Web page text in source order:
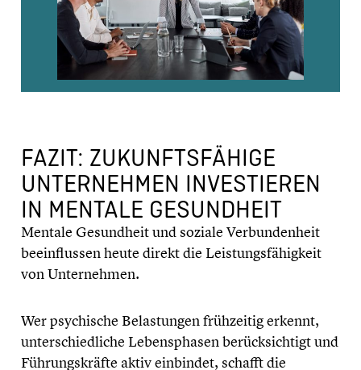
FAZIT: ZUKUNFTS­FÄ­HIGE
UNTER­NEH­MEN INVES­TIE­REN
IN MENTALE GESUND­HEIT
Mentale Gesund­heit und soziale Verbun­den­heit
beein­flus­sen heute direkt die Leistungs­fä­hig­keit
von Unter­neh­men.
Wer psychi­sche Belas­tun­gen frühzei­tig erkennt,
unter­schied­li­che Lebens­pha­sen berück­sich­tigt und
Führungs­kräfte aktiv einbindet, schafft die